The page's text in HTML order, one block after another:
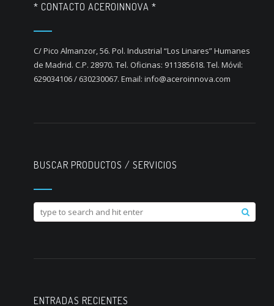
* CONTACTO ACEROINNOVA *
C/ Pico Almanzor, 56. Pol. Industrial “Los Linares” Humanes
de Madrid. C.P. 28970. Tel. Oficinas: 911385618. Tel. Móvil:
629034106 / 630230067. Email: info@aceroinnova.com
BUSCAR PRODUCTOS / SERVICIOS
ENTRADAS RECIENTES